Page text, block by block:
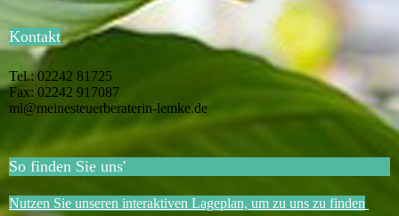
Kontakt
Tel.: 02242 81725
Fax: 02242 917087
ml@meinesteuerberaterin-lemke.de
So finden Sie uns'
Nutzen Sie unseren interaktiven Lageplan, um zu uns zu finden